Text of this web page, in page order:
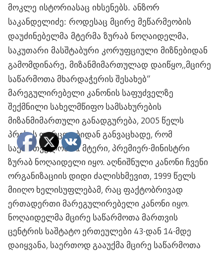
მოკლე ისტორიასაც იხსენებს. ანზორ
საკანდელიძე: როდესაც მცირე მეწარმეობის
დაუძინებელმა მტერმა ზურაბ ნოღაიდელმა,
საკუთარი მასშტაბური კორუფციული მიზნებიდან
გამომდინარე, მიზანმიმართულად დაიწყო,,მცირე
საწარმოთა მხარდაჭერის შესახებ”
მარეგულირებელი კანონის საფუძველზე
შექმნილი სახელმწიფო სამსახურების
მიზანმიმართული განადგურება, 2005 წელს
პრესის ფურცლებიდან განვაცხადე, რომ
საქართველოს #1 მტერი, პრემიერ-მინისტრი
ზურაბ ნოღაიდელი იყო. აღნიშნული კანონი ჩვენი
ორგანიზაციის დიდი ძალისხმევით, 1999 წელს
მიიღო ხელისუფლებამ, რაც ფაქტობრივად
ერთადერთი მარეგულირებელი კანონი იყო.
ნოღაიდელმა მცირე საწარმოთა მართვის
ცენტრის საშტატო ერთეულები 43-დან 14-მდე
დაიყვანა, საერთოდ გააუქმა მცირე საწარმოთა